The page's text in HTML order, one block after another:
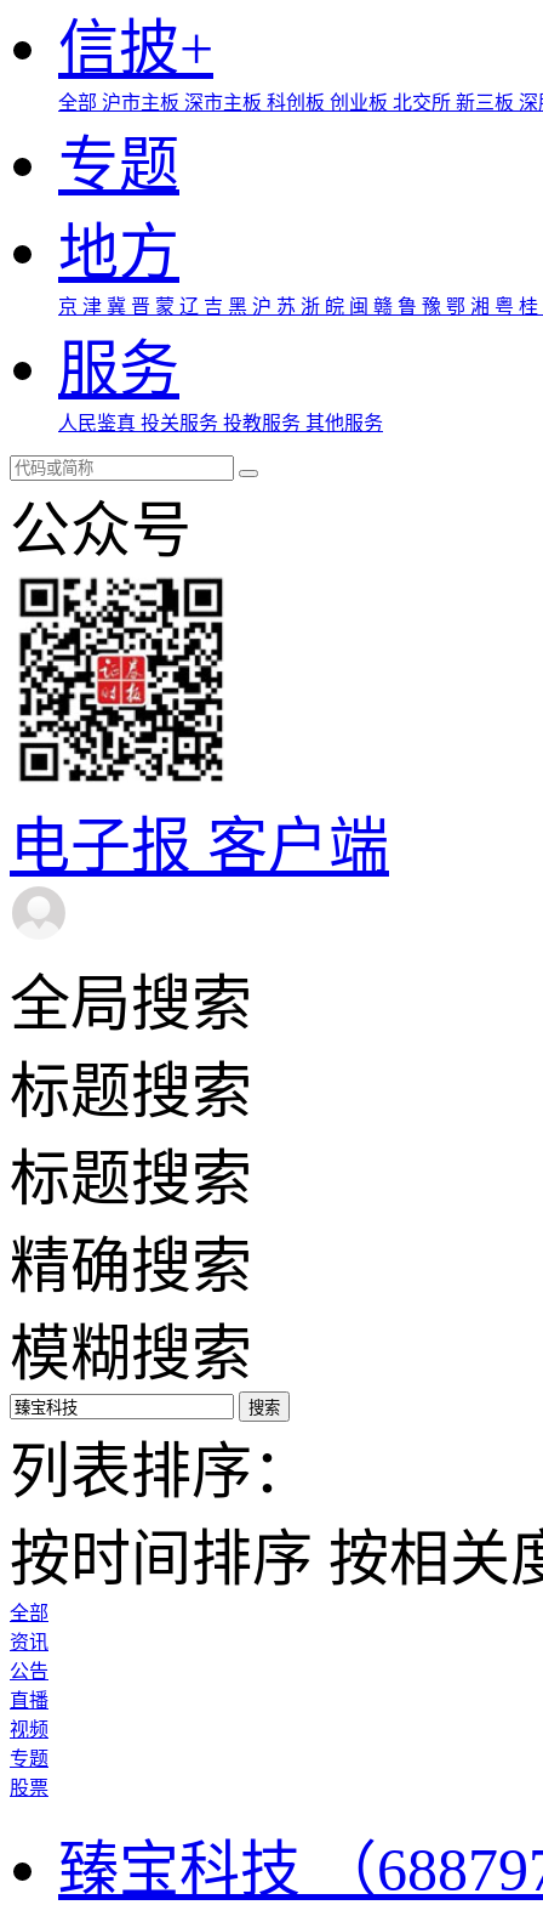
信披+
全部 沪市主板 深市主板 科创板 创业板 北交所 新三板
专题
地方
京 津 冀 晋 蒙 辽 吉 黑 沪 苏 浙 皖 闽 赣 鲁 豫 鄂 湘 粤 桂
服务
人民鉴真 投关服务 投教服务 其他服务
公众号
电子报 客户端
全局搜索
标题搜索
标题搜索
精确搜索
模糊搜索
搜索
列表排序：
按时间排序 按相关
全部
资讯
公告
直播
视频
专题
股票
臻宝科技
（